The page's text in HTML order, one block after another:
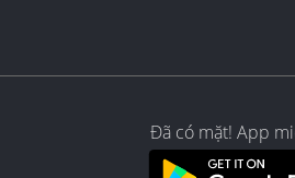
Đã có mặt! App